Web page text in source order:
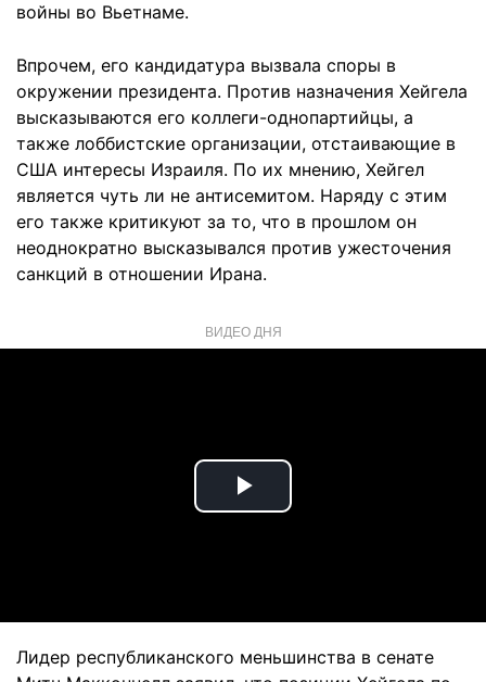
войны во Вьетнаме.
Впрочем, его кандидатура вызвала споры в
окружении президента. Против назначения Хейгела
высказываются его коллеги-однопартийцы, а
также лоббистские организации, отстаивающие в
США интересы Израиля. По их мнению, Хейгел
является чуть ли не антисемитом. Наряду с этим
его также критикуют за то, что в прошлом он
неоднократно высказывался против ужесточения
санкций в отношении Ирана.
ВИДЕО ДНЯ
Play
Лидер республиканского меньшинства в сенате